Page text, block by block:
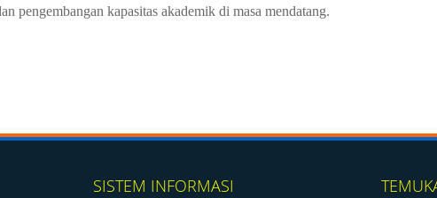
pengembangan kapasitas akademik di masa mendatang.
SISTEM INFORMASI